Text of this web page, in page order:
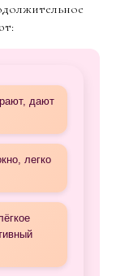
дают
легко